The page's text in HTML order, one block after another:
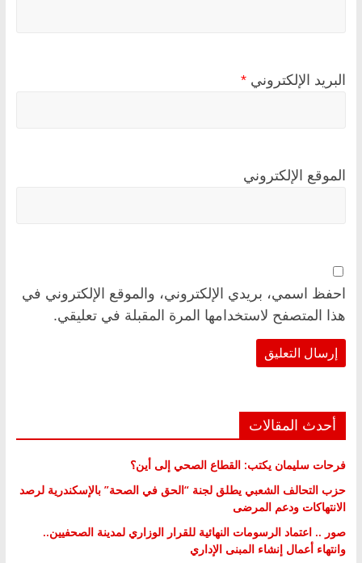
البريد الإلكتروني *
الموقع الإلكتروني
احفظ اسمي، بريدي الإلكتروني، والموقع الإلكتروني في
هذا المتصفح لاستخدامها المرة المقبلة في تعليقي.
أحدث المقالات
فرحات سليمان يكتب: القطاع الصحي إلى أين؟
حزب التحالف الشعبي يطلق لجنة “الحق في الصحة” بالإسكندرية لرصد
الانتهاكات ودعم المرضى
صور .. اعتماد الرسومات النهائية للقرار الوزاري لمدينة الصحفيين..
وانتهاء أعمال إنشاء المبنى الإداري